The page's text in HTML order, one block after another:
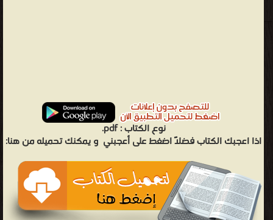
نوع الكتاب :pdf.
اذا اعجبك الكتاب فضلاً اضغط على أعجبني و يمكنك تحميله من هنا: